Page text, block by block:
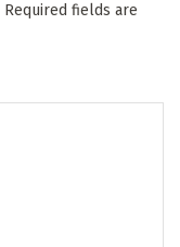
Required fields are